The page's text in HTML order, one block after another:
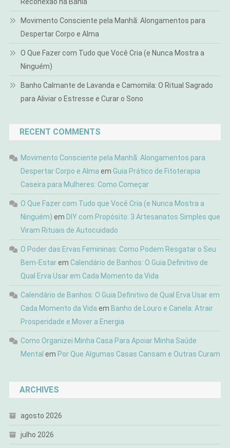
Reconexão na Bahia
Movimento Consciente pela Manhã: Alongamentos para
Despertar Corpo e Alma
O Que Fazer com Tudo que Você Cria (e Nunca Mostra a
Ninguém)
Banho Calmante de Lavanda e Camomila: O Ritual Sagrado
para Aliviar o Estresse e Curar o Sono
RECENT COMMENTS
Movimento Consciente pela Manhã: Alongamentos para
Despertar Corpo e Alma em Guia Prático de Fitoterapia
Caseira para Mulheres: Como Começar
O Que Fazer com Tudo que Você Cria (e Nunca Mostra a
Ninguém) em DIY com Propósito: 3 Artesanatos Simples que
Viram Rituais de Autocuidado
O Poder das Ervas Femininas: Como Podem Resgatar o Seu
Bem-Estarem Calendário de Banhos: O Guia Definitivo de
Qual Erva Usar em Cada Momento da Vida
Calendário de Banhos: O Guia Definitivo de Qual Erva Usar em
Cada Momento da Vida em Banho de Louro e Canela: Atrair
Prosperidade e Mover a Energia
Como Organizei Minha Casa Para Apoiar Minha Saúde
Mental em Por Que Algumas Casas Cansam e Outras Curam
ARCHIVES
agosto 2026
julho 2026